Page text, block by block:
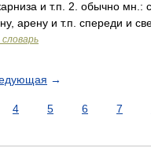
и т.п. 2. обычно мн.:
арену и т.п. спереди и
→
4 5 6 7